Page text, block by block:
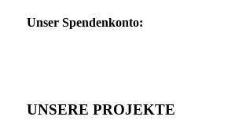
Unser Spendenkonto:
UNSERE PROJEKTE